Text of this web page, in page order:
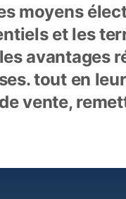
moyens
et les
avantages
tout en
vente,